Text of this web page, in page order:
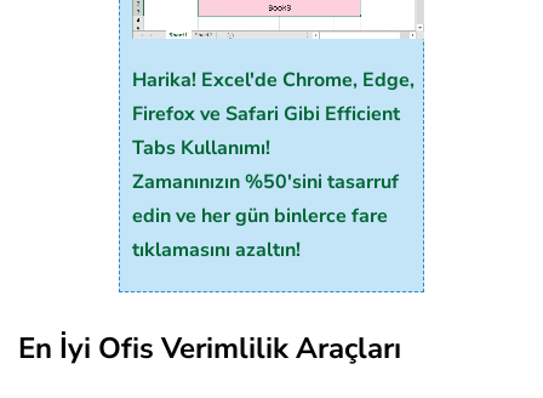
Harika! Excel'de Chrome, Edge,
Firefox ve Safari Gibi Efficient
Tabs Kullanımı!
Zamanınızın %50'sini tasarruf
edin ve her gün binlerce fare
tıklamasını azaltın!
En İyi Ofis Verimlilik Araçları